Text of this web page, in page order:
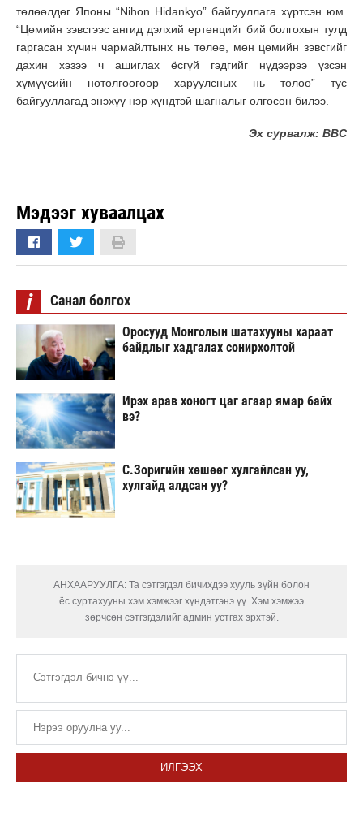
төлөөлдөг Японы “Nihon Hidankyo” байгууллага хүртсэн юм.
“Цөмийн зэвсгээс ангид дэлхий ертөнцийг бий болгохын тулд
гаргасан хүчин чармайлтынх нь төлөө, мөн цөмийн зэвсгийг
дахин хэзээ ч ашиглах ёсгүй гэдгийг нүдээрээ үзсэн
хүмүүсийн нотолгоогоор харуулсных нь төлөө” тус
байгууллагад энэхүү нэр хүндтэй шагналыг олгосон билээ.
Эх сурвалж: BBC
Мэдээг хуваалцах
i Санал болгох
Оросууд Монголын шатахууны хараат
байдлыг хадгалах сонирхолтой
Ирэх арав хоногт цаг агаар ямар байх
вэ?
С.Зоригийн хөшөөг хулгайлсан уу,
хулгайд алдсан уу?
АНХААРУУЛГА: Та сэтгэгдэл бичихдээ хууль зүйн болон
ёс суртахууны хэм хэмжээг хүндэтгэнэ үү. Хэм хэмжээ
зөрчсөн сэтгэгдэлийг админ устгах эрхтэй.
ИЛГЭЭХ